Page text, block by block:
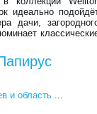
идеально
дачи,
и область ...